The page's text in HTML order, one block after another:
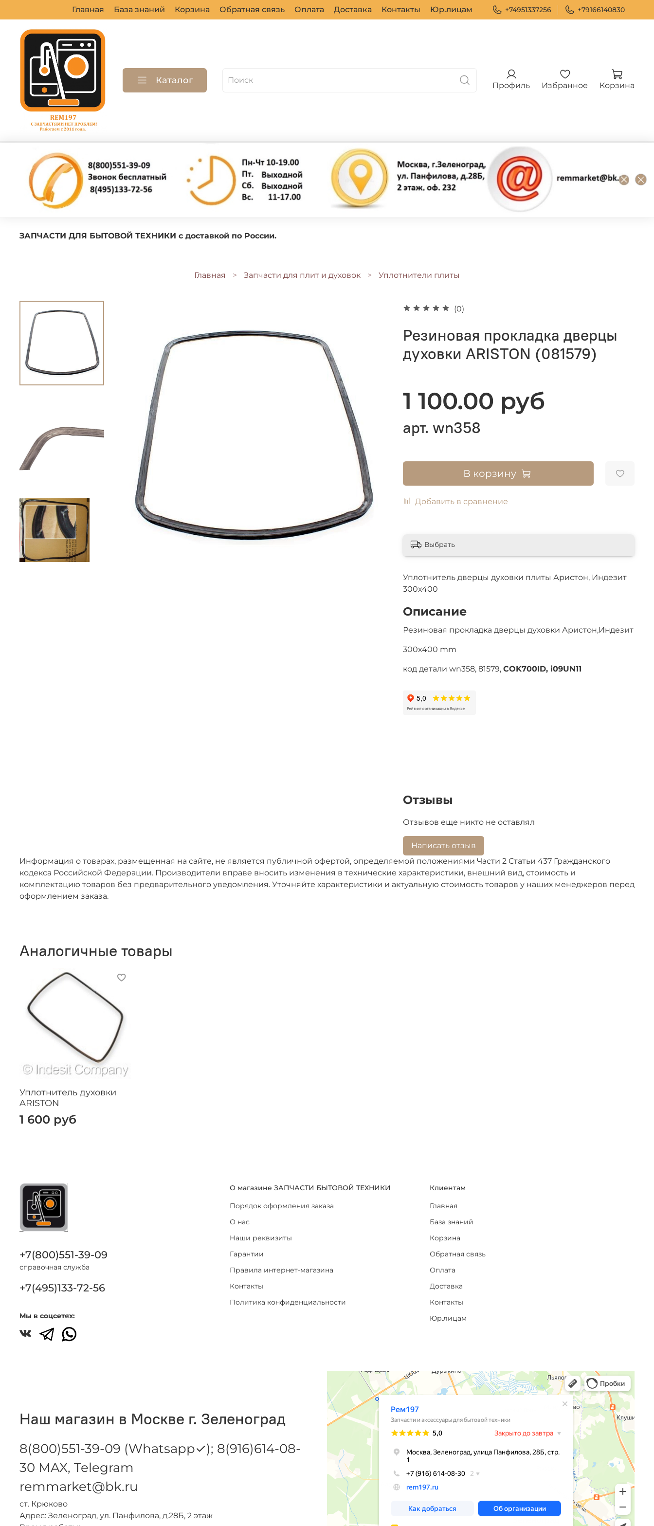
Главная База знаний Корзина Обратная связь Оплата Доставка Контакты Юр.лицам +74951337256 +79166140830
Каталог Профиль Избранное Корзина
ЗАПЧАСТИ ДЛЯ БЫТОВОЙ ТЕХНИКИ с доставкой по России.
Главная Запчасти для плит и духовок Уплотнители плиты
(0)
Резиновая прокладка дверцы
духовки ARISTON (081579)
1 100.00 руб
арт. wn358
В корзину
Добавить в сравнение
Уплотнитель дверцы духовки плиты Аристон, Индезит
300x400
Описание
Резиновая прокладка дверцы духовки Аристон,Индезит
300x400 mm
код деталиwn358, 81579,COK700ID, i09UN11
Выбрать
Отзывы
Отзывов еще никто не оставлял
Написать отзыв
Информация о товарах, размещенная на сайте, не является публичной офертой, определяемой положениями Части 2 Статьи 437 Гражданского
кодекса Российской Федерации. Производители вправе вносить изменения в технические характеристики, внешний вид, стоимость и
комплектацию товаров без предварительного уведомления. Уточняйте характеристики и актуальную стоимость товаров у наших менеджеров перед
оформлением заказа.
Аналогичные товары
Уплотнитель духовки
ARISTON
1 600 руб
О магазине ЗАПЧАСТИ БЫТОВОЙ ТЕХНИКИ
Порядок оформления заказа
О нас
Наши реквизиты
Гарантии
Правила интернет-магазина
Контакты
Политика конфиденциальности
Клиентам
Главная
База знаний
Корзина
Обратная связь
Оплата
Доставка
Контакты
Юр.лицам
+7(800)551-39-09
справочная служба
+7(495)133-72-56
Мы в соцсетях:
Наш магазин в Москве г. Зеленоград
8(800)551-39-09 (Whatsapp✓); 8(916)614-08-
30 MAX, Telegram
remmarket@bk.ru
ст. Крюково
Адрес: Зеленоград, ул. Панфилова, д.28Б, 2 этаж